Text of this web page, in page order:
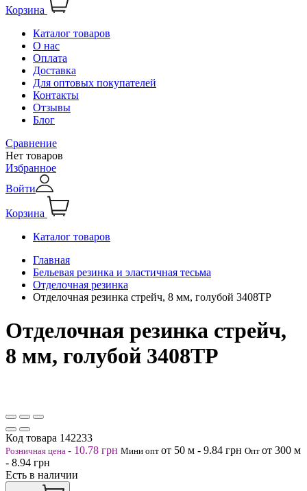
Корзина
Каталог товаров
О нас
Оплата
Доставка
Для оптовых покупателей
Контакты
Отзывы
Блог
Сравнение
Нет товаров
Избранное
Войти
Корзина
Каталог товаров
Главная
Бельевая резинка и эластичная тесьма
Отделочная резинка
Отделочная резинка стрейч, 8 мм, голубой 3408ТР
Отделочная резинка стрейч,
8 мм, голубой 3408ТР
Код товара 142233
Розничная цена - 10.78 грн Мини опт от 50 м - 9.84 грн Опт от 300 м
- 8.94 грн
Есть в наличии